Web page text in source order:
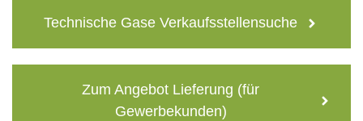
Technische Gase Verkaufsstellensuche
Zum Angebot Lieferung (für
Gewerbekunden)